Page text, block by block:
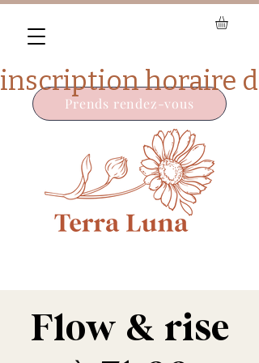
Prends rendez-vous
Flow & rise